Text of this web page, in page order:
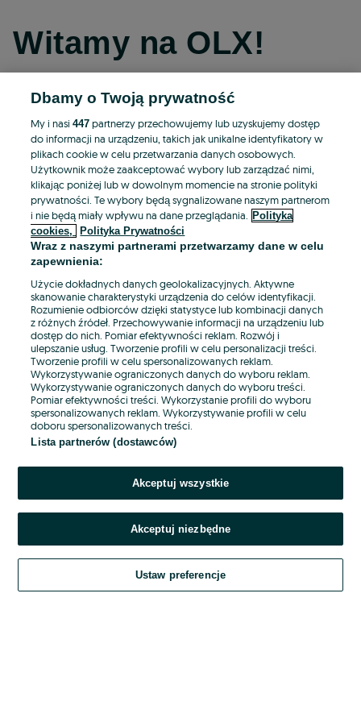
Witamy na OLX!
Kontynuuj przez Facebooka
Kontynuuj przez konto Apple
Kontynuuj przez konto Google
LUB
E-mail
Hasło
Nie pamiętasz hasła?
Zaloguj się
Kontynuując za pośrednictwem jednego z dostawców wskazanych powyżej,
Regulamin serwisu OLX.pl w jego aktualnym brzmieniu.
Dbamy o Twoją prywatność
My i nasi447 partnerzy przechowujemy lub uzyskujemy dostęp
do informacji na urządzeniu, takich jak unikalne identyfikatory w
plikach cookie w celu przetwarzania danych osobowych.
Użytkownik może zaakceptować wybory lub zarządzać nimi,
klikając poniżej lub w dowolnym momencie na stronie polityki
prywatności. Te wybory będą sygnalizowane naszym partnerom
i nie będą miały wpływu na dane przeglądania.
Polityka
cookies,
Polityka Prywatności
Wraz z naszymi partnerami przetwarzamy dane w celu
zapewnienia:
Użycie dokładnych danych geolokalizacyjnych. Aktywne
skanowanie charakterystyki urządzenia do celów identyfikacji.
Rozumienie odbiorców dzięki statystyce lub kombinacji danych
z różnych źródeł. Przechowywanie informacji na urządzeniu lub
dostęp do nich. Pomiar efektywności reklam. Rozwój i
ulepszanie usług. Tworzenie profili w celu personalizacji treści.
Tworzenie profili w celu spersonalizowanych reklam.
Wykorzystywanie ograniczonych danych do wyboru reklam.
Wykorzystywanie ograniczonych danych do wyboru treści.
Pomiar efektywności treści. Wykorzystanie profili do wyboru
spersonalizowanych reklam. Wykorzystywanie profili w celu
doboru spersonalizowanych treści.
Lista partnerów (dostawców)
Akceptuj wszystkie
Akceptuj niezbędne
Ustaw preferencje